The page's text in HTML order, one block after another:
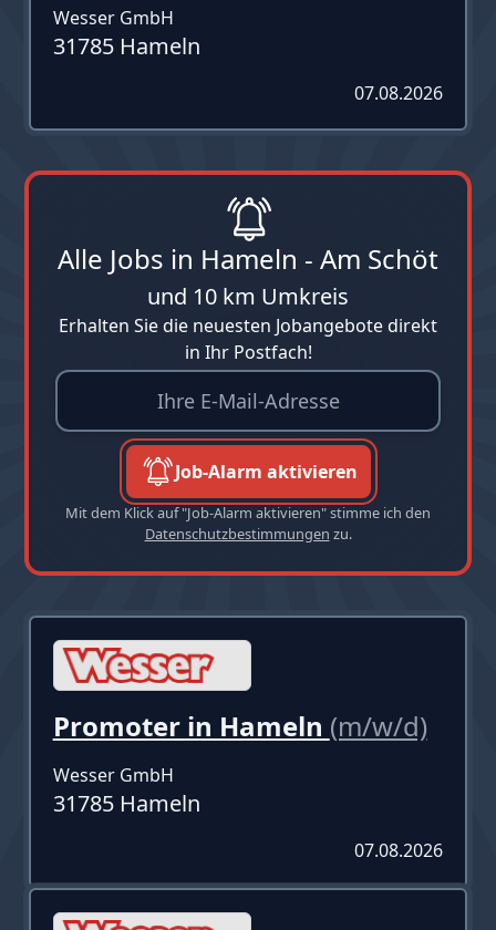
Wesser GmbH
31785 Hameln
07.08.2026
Alle Jobs in Hameln - Am Schöt
und 10 km Umkreis
Erhalten Sie die neuesten Jobangebote direkt
in Ihr Postfach!
Job-Alarm aktivieren
Mit dem Klick auf "Job-Alarm aktivieren" stimme ich den
Datenschutzbestimmungen zu.
Promoter in Hameln (m/w/d)
Wesser GmbH
31785 Hameln
07.08.2026